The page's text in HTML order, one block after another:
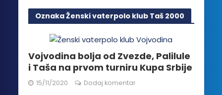
Oznaka Ženski vaterpolo klub Taš 2000
Vojvodina bolja od Zvezde, Palilule
i Taša na prvom turniru Kupa Srbije
15/11/2020 Dodaj komentar